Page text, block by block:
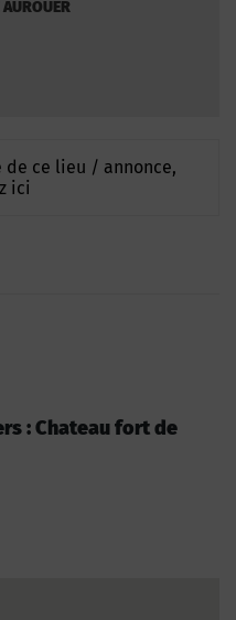
AUROUËR
de ce lieu / annonce,
ici
: Chateau fort de